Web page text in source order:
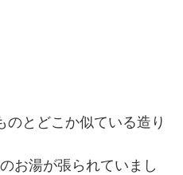
とどこか似ている造り
お湯が張られていまし